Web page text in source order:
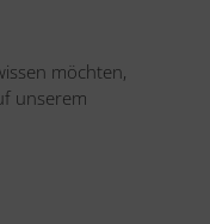
möchten,
unserem